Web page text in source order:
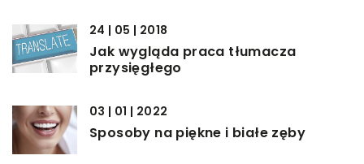
24 | 05 | 2018
Jak wygląda praca tłumacza
przysięgłego
03 | 01 | 2022
Sposoby na piękne i białe zęby